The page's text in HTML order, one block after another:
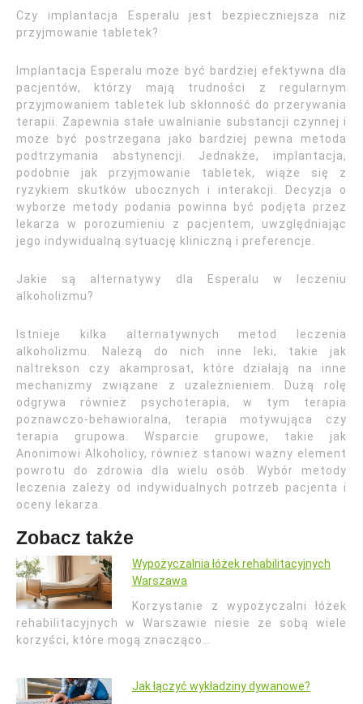
Czy implantacja Esperalu jest bezpieczniejsza niż
przyjmowanie tabletek?
Implantacja Esperalu może być bardziej efektywna dla
pacjentów, którzy mają trudności z regularnym
przyjmowaniem tabletek lub skłonność do przerywania
terapii. Zapewnia stałe uwalnianie substancji czynnej i
może być postrzegana jako bardziej pewna metoda
podtrzymania abstynencji. Jednakże, implantacja,
podobnie jak przyjmowanie tabletek, wiąże się z
ryzykiem skutków ubocznych i interakcji. Decyzja o
wyborze metody podania powinna być podjęta przez
lekarza w porozumieniu z pacjentem, uwzględniając
jego indywidualną sytuację kliniczną i preferencje.
Jakie są alternatywy dla Esperalu w leczeniu
alkoholizmu?
Istnieje kilka alternatywnych metod leczenia
alkoholizmu. Należą do nich inne leki, takie jak
naltrekson czy akamprosat, które działają na inne
mechanizmy związane z uzależnieniem. Dużą rolę
odgrywa również psychoterapia, w tym terapia
poznawczo-behawioralna, terapia motywująca czy
terapia grupowa. Wsparcie grupowe, takie jak
Anonimowi Alkoholicy, również stanowi ważny element
powrotu do zdrowia dla wielu osób. Wybór metody
leczenia zależy od indywidualnych potrzeb pacjenta i
oceny lekarza.
Zobacz także
Wypożyczalnia łóżek rehabilitacyjnych
Warszawa
Korzystanie z wypożyczalni łóżek
rehabilitacyjnych w Warszawie niesie ze sobą wiele
korzyści, które mogą znacząco…
Jak łączyć wykładziny dywanowe?